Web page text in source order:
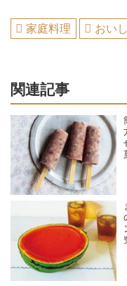
家庭料理 おい
関連記事